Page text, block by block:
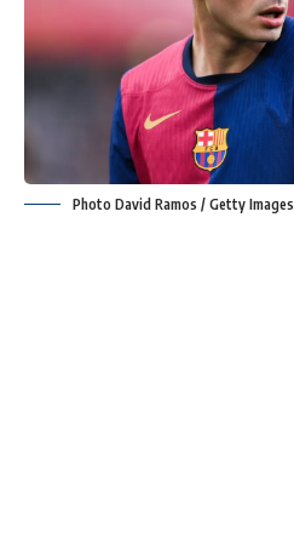
Photo David Ramos / Getty Images